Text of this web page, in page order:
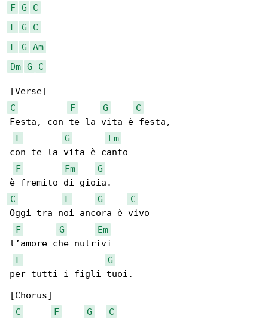
F G
C
F G
C
F G
Am
Dm G C
C
F G
C
Festa, con te la vita è festa,
F
G
Em
con te la vita è canto
F
Fm
G
C
F G
C
Oggi tra noi ancora è vivo
F
G
Em
l’amore che nutrivi
F
G
per tutti i figli tuoi.
[Chorus]
C
F G
C